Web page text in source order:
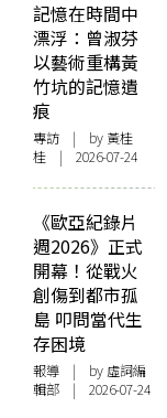
記憶在時間中
漂浮：曾淑芬
以藝術重構黃
竹坑的記憶遺
痕
專訪 | by 黃桂
桂 | 2026-07-24
《歐亞紀錄片
週2026》正式
開幕！從戰火
創傷到都市孤
島 叩問當代生
存困境
報導 | by 虛詞編
輯部 | 2026-07-24